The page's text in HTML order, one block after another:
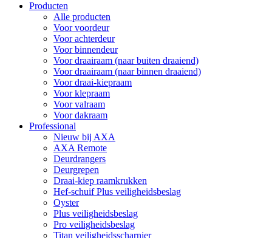
Producten
Alle producten
Voor voordeur
Voor achterdeur
Voor binnendeur
Voor draairaam (naar buiten draaiend)
Voor draairaam (naar binnen draaiend)
Voor draai-kiepraam
Voor klepraam
Voor valraam
Voor dakraam
Professional
Nieuw bij AXA
AXA Remote
Deurdrangers
Deurgrepen
Draai-kiep raamkrukken
Hef-schuif Plus veiligheidsbeslag
Oyster
Plus veiligheidsbeslag
Pro veiligheidsbeslag
Titan veiligheidsscharnier